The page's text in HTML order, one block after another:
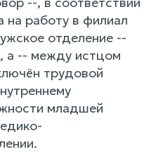
на работу в филиал
отделение --
а -- между истцом
трудовой
младшей